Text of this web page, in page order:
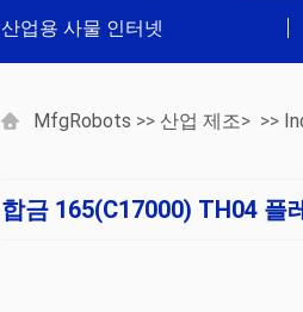
산업용 사물 인터넷
MfgRobots >> 산업 제조> >>
합금 165(C17000) TH04 플